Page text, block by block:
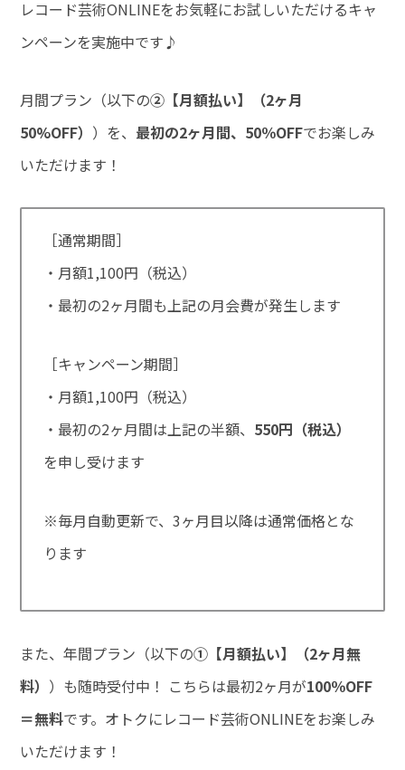
レコード芸術ONLINEをお気軽にお試しいただけるキャ
ンペーンを実施中です♪
月間プラン（以下の②【月額払い】（2ヶ月
50%OFF） ）を、 最初の2ヶ月間、50％OFFでお楽しみ
いただけます！
［通常期間］
・月額1,100円（税込）
・最初の2ヶ月間も上記の月会費が発生します
［キャンペーン期間］
・月額1,100円（税込）
・最初の2ヶ月間は上記の半額、 550円（税込）
を申し受けます
※毎月自動更新で、3ヶ月目以降は通常価格とな
ります
また、年間プラン（以下の①【月額払い】（2ヶ月無
料） ）も随時受付中！ こちらは最初2ヶ月が100％OFF
＝無料です。オトクにレコード芸術ONLINEをお楽しみ
いただけます！